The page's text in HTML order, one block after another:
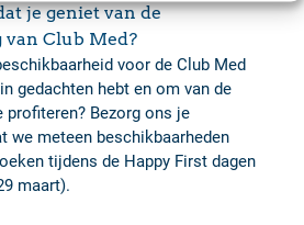
je geniet van de
Club Med?
voor de Club Med
gedachten hebt en om van de
Bezorg ons je
we meteen beschikbaarheden
tijdens de Happy First dagen
maart).